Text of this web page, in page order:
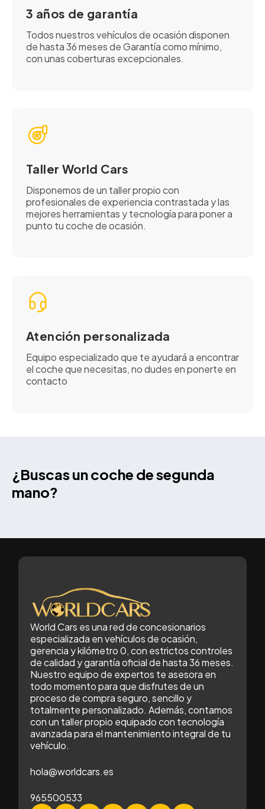
3 años de garantía
Todos nuestros vehículos de ocasión disponen
de hasta 36 meses de Garantía como mínimo,
con unas coberturas excepcionales.
Taller World Cars
Disponemos de un taller propio con
profesionales de experiencia contrastada y las
mejores herramientas y tecnología para poner a
punto tu coche de ocasión.
Atención personalizada
Equipo especializado que te ayudará a encontrar
el coche que necesitas, no dudes en ponerte en
contacto
¿Buscas un coche de segunda
mano?
World Cars es una red de concesionarios
especializada en vehículos de ocasión,
gerencia y kilómetro 0, con estrictos controles
de calidad y garantía oficial de hasta 36 meses.
Nuestro equipo de expertos te asesora en
todo momento para que disfrutes de un
proceso de compra seguro, sencillo y
totalmente personalizado. Además, contamos
con un taller propio equipado con tecnología
avanzada para el mantenimiento integral de tu
vehículo.
hola@worldcars.es
965500533